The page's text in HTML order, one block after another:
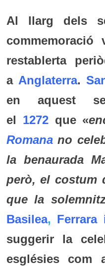
Al llarg dels
restablerta
a Anglaterra.
en aquest
el 1272que «
Romanano
la benaurada
però, el costum
que la
Basilea, Ferrara
suggerir la
esglésies com